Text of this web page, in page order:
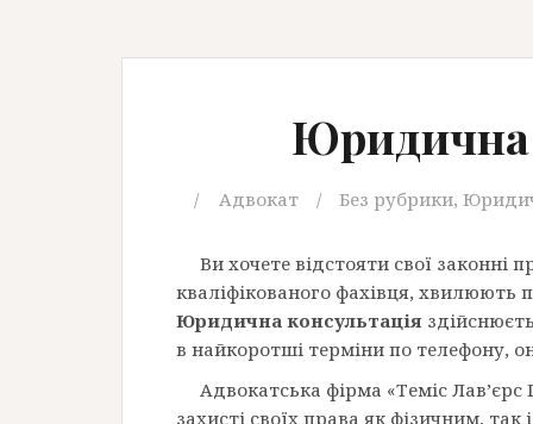
Юридична
Адвокат Без рубрики,
Ви хочете відстояти свої законні
кваліфікованого фахівця, хвилюють
Юридична консультація
в найкоротші терміни по телефону,
Адвокатська фірма «Теміс
захисті своїх права як фізичним,